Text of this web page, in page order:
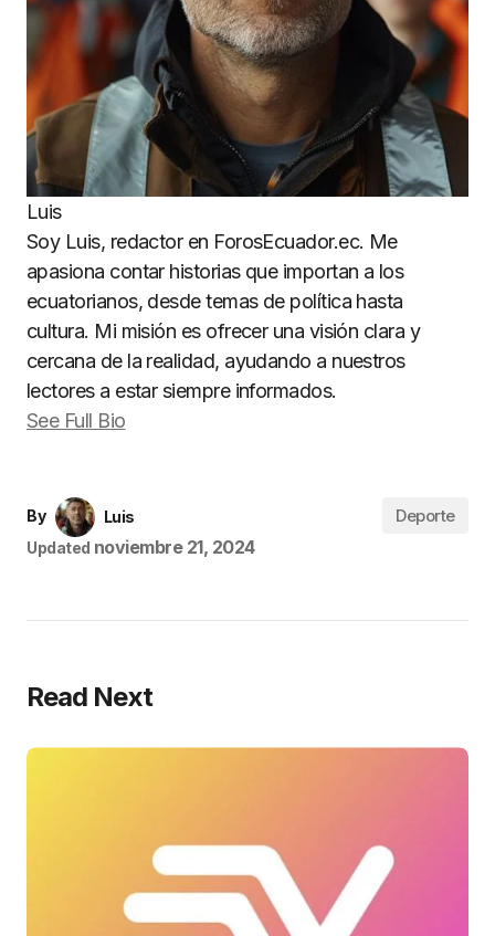
Luis
Soy Luis, redactor en ForosEcuador.ec. Me
apasiona contar historias que importan a los
ecuatorianos, desde temas de política hasta
cultura. Mi misión es ofrecer una visión clara y
cercana de la realidad, ayudando a nuestros
lectores a estar siempre informados.
See Full Bio
By
Luis
Updated noviembre 21, 2024
Deporte
Read Next